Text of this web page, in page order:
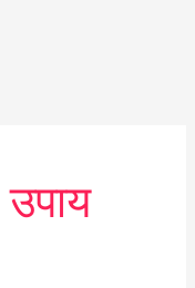
उपाय